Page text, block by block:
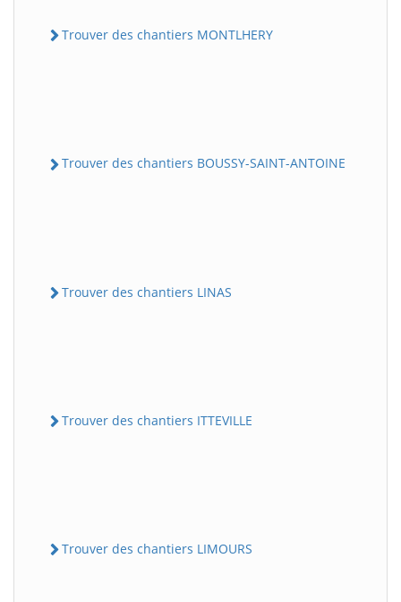
Trouver des chantiers MONTLHERY
Trouver des chantiers BOUSSY-SAINT-ANTOINE
Trouver des chantiers LINAS
Trouver des chantiers ITTEVILLE
Trouver des chantiers LIMOURS